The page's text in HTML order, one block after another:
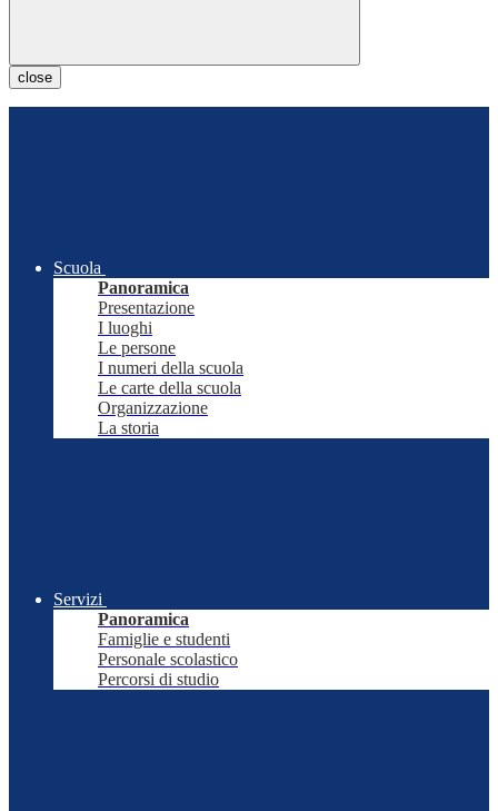
close
Scuola
Panoramica
Presentazione
I luoghi
Le persone
I numeri della scuola
Le carte della scuola
Organizzazione
La storia
Servizi
Panoramica
Famiglie e studenti
Personale scolastico
Percorsi di studio